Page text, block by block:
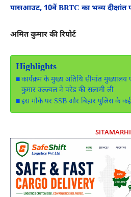
पासआउट, 10वें BRTC का भव्य दीक्षांत
अमित कुमार की रिपोर्ट
Highlights
कार्यक्रम के मुख्य अतिथि सीमांत मुख्यालय
कुमार उज्ज्वल ने परेड की सलामी ली
इस मौके पर SSB और बिहार पुलिस के कई
SITAMARHI